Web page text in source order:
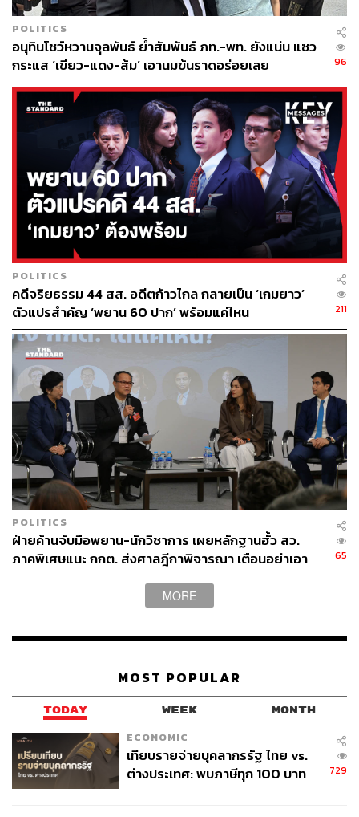
POLITICS
อนุทินโชว์หวานจุลพันธ์ ย้ำสัมพันธ์ ภท.-พท. ยังแน่น แซว
กระแส ‘เขียว-แดง-ส้ม’ เอานมข้นราดอร่อยเลย
96
POLITICS
คดีจริยธรรม 44 สส. อดีตก้าวไกล กลายเป็น ‘เกมยาว’
ตัวแปรสำคัญ ‘พยาน 60 ปาก’ พร้อมแค่ไหน
211
POLITICS
ฝ่ายค้านจับมือพยาน-นักวิชาการ เผยหลักฐานฮั้ว สว.
ภาคพิเศษแนะ กกต. ส่งศาลฎีกาพิจารณา เตือนอย่าเอา
65
MORE
MOST POPULAR
TODAY WEEK MONTH
ECONOMIC
เทียบรายจ่ายบุคลากรรัฐ ไทย vs.
ต่างประเทศ: พบภาษีทุก 100 บาท
729